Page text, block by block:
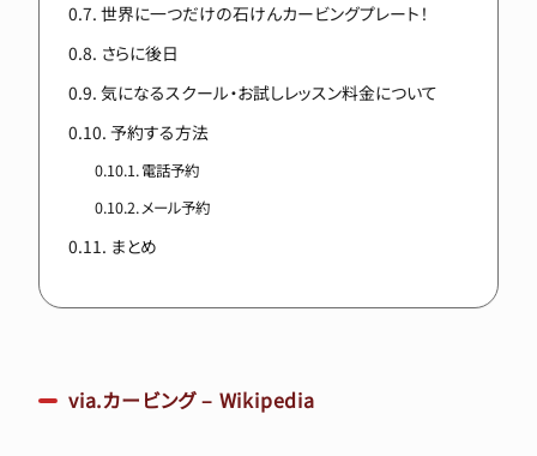
世界に一つだけの石けんカービングプレート！
さらに後日
気になるスクール・お試しレッスン料金について
予約する方法
電話予約
メール予約
まとめ
via.カービング – Wikipedia